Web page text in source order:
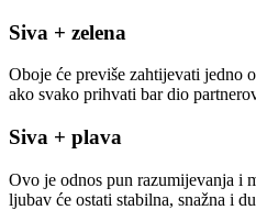
Siva + zelena
Oboje će previše zahtijevati jedno
ako svako prihvati bar dio
Siva + plava
Ovo je odnos pun razumijevanja i
ljubav će ostati stabilna, snažna i